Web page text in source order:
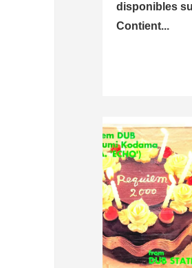
disponibles
Contient...